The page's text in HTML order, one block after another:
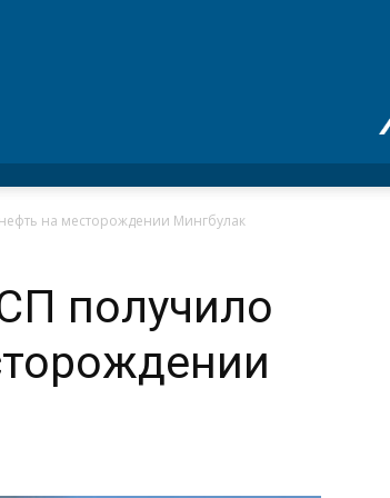
на месторождении Мингбулак
получило